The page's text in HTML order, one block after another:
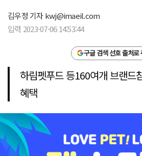
김우정 기자kwj@imaeil.com
입력 2023-07-06 14:53:44
구글 검색 선호 출처로
하림펫푸드 등160여개 브랜드
혜택